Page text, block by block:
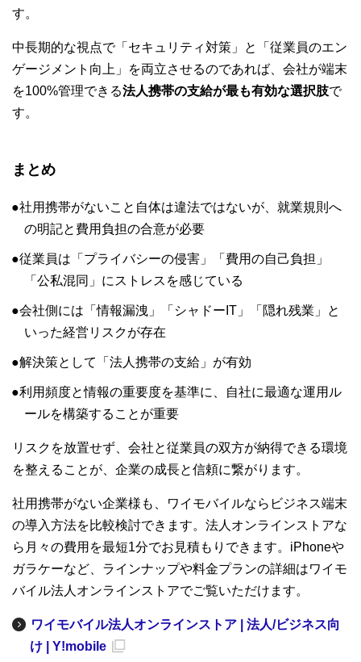
す。
中長期的な視点で「セキュリティ対策」と「従業員のエン
ゲージメント向上」を両立させるのであれば、会社が端末
を100%管理できる法人携帯の支給が最も有効な選択肢で
す。
まとめ
社用携帯がないこと自体は違法ではないが、就業規則へ
の明記と費用負担の合意が必要
従業員は「プライバシーの侵害」「費用の自己負担」
「公私混同」にストレスを感じている
会社側には「情報漏洩」「シャドーIT」「隠れ残業」と
いった経営リスクが存在
解決策として「法人携帯の支給」が有効
利用頻度と情報の重要度を基準に、自社に最適な運用ル
ールを構築することが重要
リスクを放置せず、会社と従業員の双方が納得できる環境
を整えることが、企業の成長と信頼に繋がります。
社用携帯がない企業様も、ワイモバイルならビジネス端末
の導入方法を比較検討できます。法人オンラインストアな
ら月々の費用を最短1分でお見積もりできます。iPhoneや
ガラケーなど、ラインナップや料金プランの詳細はワイモ
バイル法人オンラインストアでご覧いただけます。
ワイモバイル法人オンラインストア | 法人/ビジネス向
け | Y!mobile